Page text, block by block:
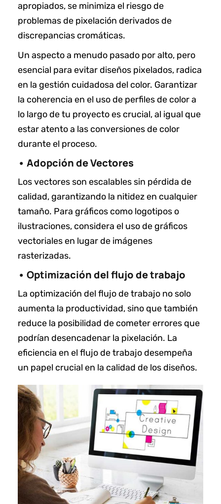
apropiados, se minimiza el riesgo de
problemas de pixelación derivados de
discrepancias cromáticas.
Un aspecto a menudo pasado por alto, pero
esencial para evitar diseños pixelados, radica
en la gestión cuidadosa del color. Garantizar
la coherencia en el uso de perfiles de color a
lo largo de tu proyecto es crucial, al igual que
estar atento a las conversiones de color
durante el proceso.
• Adopción de Vectores
Los vectores son escalables sin pérdida de
calidad, garantizando la nitidez en cualquier
tamaño. Para gráficos como logotipos o
ilustraciones, considera el uso de gráficos
vectoriales en lugar de imágenes
rasterizadas.
• Optimización del flujo de trabajo
La optimización del flujo de trabajo no solo
aumenta la productividad, sino que también
reduce la posibilidad de cometer errores que
podrían desencadenar la pixelación. La
eficiencia en el flujo de trabajo desempeña
un papel crucial en la calidad de los diseños.